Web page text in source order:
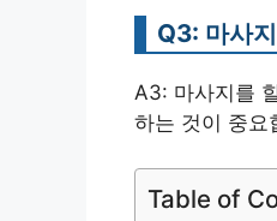
Q3: 마사
A3: 마사지를
하는 것이 중요
Table of